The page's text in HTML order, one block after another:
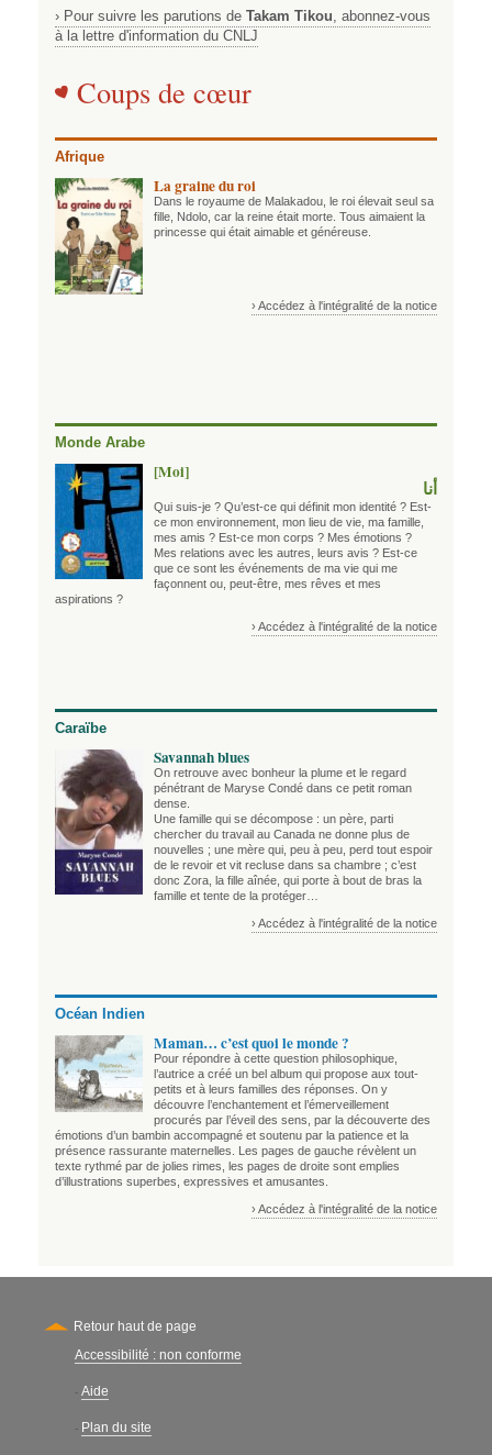
› Pour suivre les parutions de Takam Tikou , abonnez-vous
à la lettre d'information du CNLJ
Coups de cœur
Afrique
La graine du roi
Dans le royaume de Malakadou, le roi élevait seul sa
fille, Ndolo, car la reine était morte. Tous aimaient la
princesse qui était aimable et généreuse.
› Accédez à l'intégralité de la notice
Monde Arabe
[Moi]
أنا
Qui suis-je ? Qu’est-ce qui définit mon identité ? Est-
ce mon environnement, mon lieu de vie, ma famille,
mes amis ? Est-ce mon corps ? Mes émotions ?
Mes relations avec les autres, leurs avis ? Est-ce
que ce sont les événements de ma vie qui me
façonnent ou, peut-être, mes rêves et mes
aspirations ?
› Accédez à l'intégralité de la notice
Caraïbe
Savannah blues
On retrouve avec bonheur la plume et le regard
pénétrant de Maryse Condé dans ce petit roman
dense.
Une famille qui se décompose : un père, parti
chercher du travail au Canada ne donne plus de
nouvelles ; une mère qui, peu à peu, perd tout espoir
de le revoir et vit recluse dans sa chambre ; c’est
donc Zora, la fille aînée, qui porte à bout de bras la
famille et tente de la protéger…
› Accédez à l'intégralité de la notice
Océan Indien
Maman… c’est quoi le monde ?
Pour répondre à cette question philosophique,
l’autrice a créé un bel album qui propose aux tout-
petits et à leurs familles des réponses. On y
découvre l’enchantement et l’émerveillement
procurés par l’éveil des sens, par la découverte des
émotions d’un bambin accompagné et soutenu par la patience et la
présence rassurante maternelles. Les pages de gauche révèlent un
texte rythmé par de jolies rimes, les pages de droite sont emplies
d’illustrations superbes, expressives et amusantes.
› Accédez à l'intégralité de la notice
Retour haut de page
Secondary
Accessibilité : non conforme
- Aide
- Plan du site